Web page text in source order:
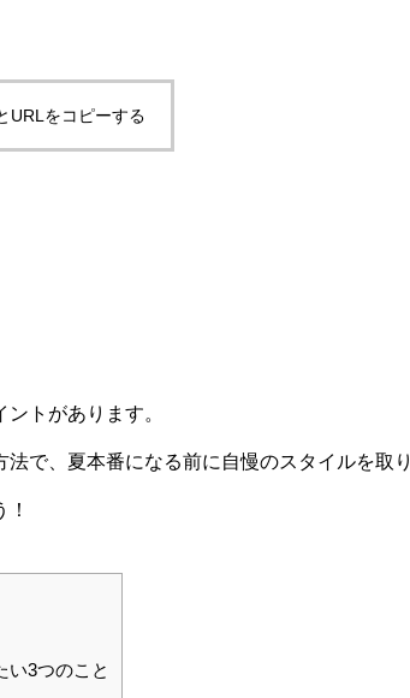
URLをコピーする
トがあります。
で、夏本番になる前に自慢のスタイルを取り
い3つのこと